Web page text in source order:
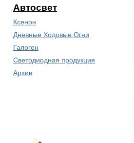
Автосвет
Ксенон
Дневные Ходовые Огни
Галоген
Светодиодная продукция
Архив